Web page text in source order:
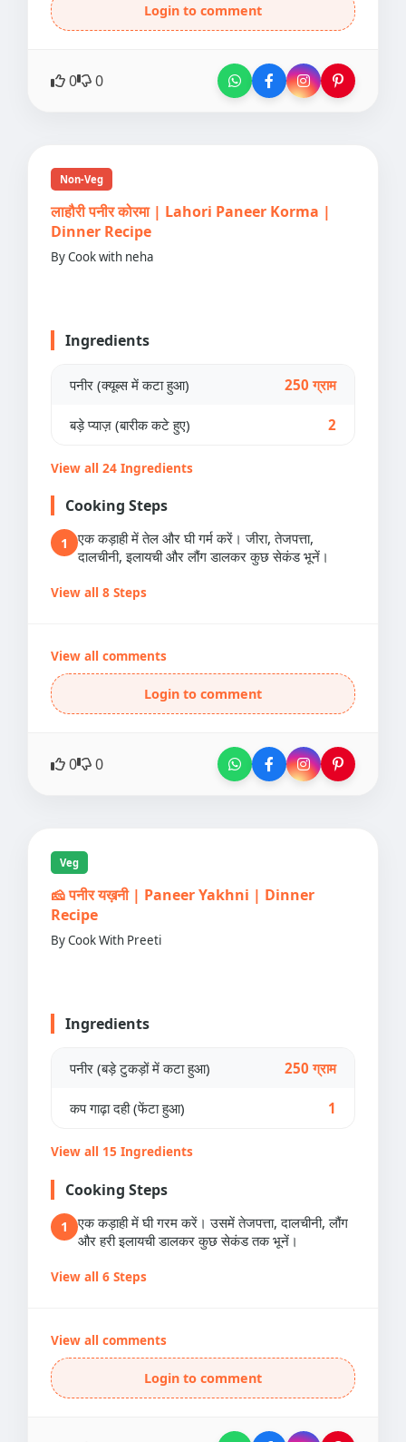
Login to comment
0 0
Non-Veg
लाहौरी पनीर कोरमा | Lahori Paneer Korma |
Dinner Recipe
By Cook with neha
Ingredients
पनीर (क्यूब्स में कटा हुआ) 250 ग्राम
बड़े प्याज़ (बारीक कटे हुए) 2
View all 24 Ingredients
Cooking Steps
1
एक कड़ाही में तेल और घी गर्म करें। जीरा, तेजपत्ता,
दालचीनी, इलायची और लौंग डालकर कुछ सेकंड भूनें।
View all 8 Steps
View all comments
Login to comment
0 0
Veg
🧀 पनीर यख़नी | Paneer Yakhni | Dinner
Recipe
By Cook With Preeti
Ingredients
पनीर (बड़े टुकड़ों में कटा हुआ) 250 ग्राम
कप गाढ़ा दही (फेंटा हुआ) 1
View all 15 Ingredients
Cooking Steps
1
एक कड़ाही में घी गरम करें। उसमें तेजपत्ता, दालचीनी, लौंग
और हरी इलायची डालकर कुछ सेकंड तक भूनें।
View all 6 Steps
View all comments
Login to comment